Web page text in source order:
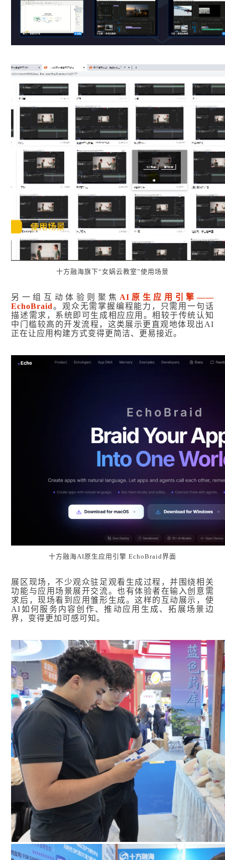
十方融海旗下“女娲云教室”使用场景
另一组互动体验则聚焦 AI原生应用引擎——
EchoBraid。观众无需掌握编程能力，只需用一句话
描述需求，系统即可生成相应应用。相较于传统认知
中门槛较高的开发流程，这类展示更直观地体现出AI
正在让应用构建方式变得更简洁、更易接近。
十方融海AI原生应用引擎 EchoBraid界面
展区现场，不少观众驻足观看生成过程，并围绕相关
功能与应用场景展开交流。也有体验者在输入创意需
求后，现场看到应用雏形生成。这样的互动展示，使
AI如何服务内容创作、推动应用生成、拓展场景边
界，变得更加可感可知。